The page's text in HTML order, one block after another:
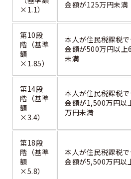
×1.1）
金額が125万円未満
第10段
階（基準
額
×1.85）
本人が住民税課税
金額が500万円以上
未満
第14段
階（基準
額
×3.4）
本人が住民税課税
金額が1,500万円以
万円未満
第18段
階（基準
額
×5.8）
本人が住民税課税
金額が5,500万円以